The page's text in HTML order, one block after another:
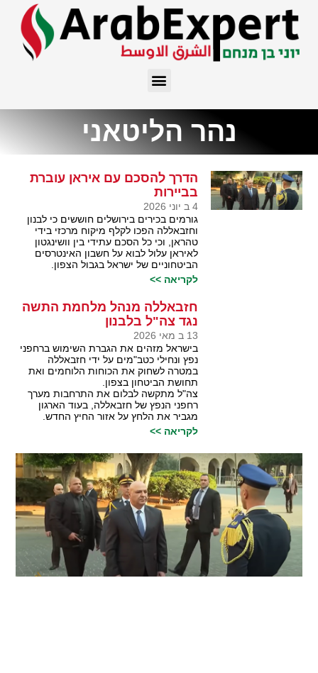
נהר הליטאני
הדרך להסכם עם איראן עוברת
בביירות
4 ב יוני 2026
גורמים בכירים בירושלים חוששים כי לבנון
וחזבאללה הפכו לקלף מיקוח מרכזי בידי
טהראן, וכי כל הסכם עתידי בין וושינגטון
לאיראן עלול לבוא על חשבון האינטרסים
הביטחוניים של ישראל בגבול הצפון.
לקריאה >>
חזבאללה מנהל מלחמת התשה
נגד צה"ל בלבנון
13 ב מאי 2026
בישראל מזהים את הגברת השימוש ברחפני
נפץ ונחילי כטב"מים על ידי חזבאללה
במטרה לשחוק את הכוחות הלוחמים ואת
תחושת הביטחון בצפון.
צה"ל מתקשה לבלום את התרחבות מערך
רחפני הנפץ של חזבאללה, בעוד הארגון
מגביר את הלחץ על אזור החיץ החדש.
לקריאה >>